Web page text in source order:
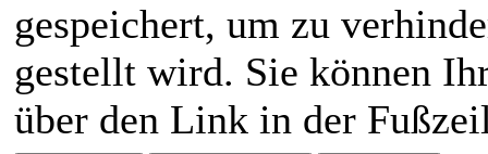
gespeichert, um zu
gestellt wird. Sie können
über den Link in der